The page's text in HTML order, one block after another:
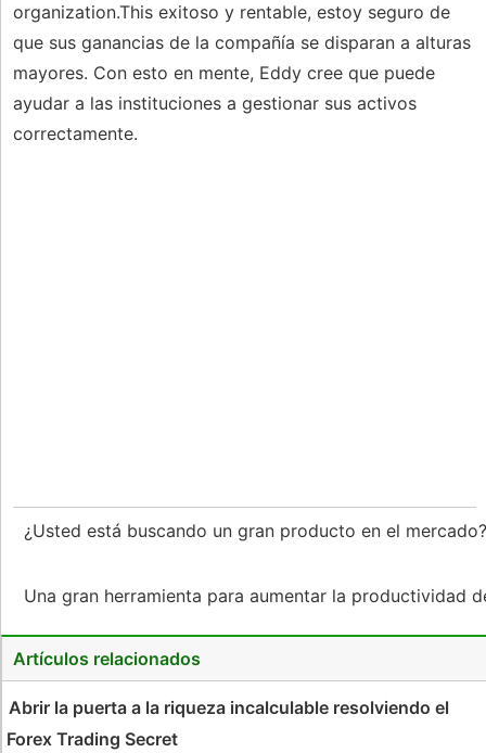
organization.This exitoso y rentable, estoy seguro de
que sus ganancias de la compañía se disparan a alturas
mayores. Con esto en mente, Eddy cree que puede
ayudar a las instituciones a gestionar sus activos
correctamente.
¿Usted está buscando un gran producto en el
Una gran herramienta para aumentar la productividad
Artículos relacionados
Abrir la puerta a la riqueza incalculable resolviendo el
Forex Trading Secret